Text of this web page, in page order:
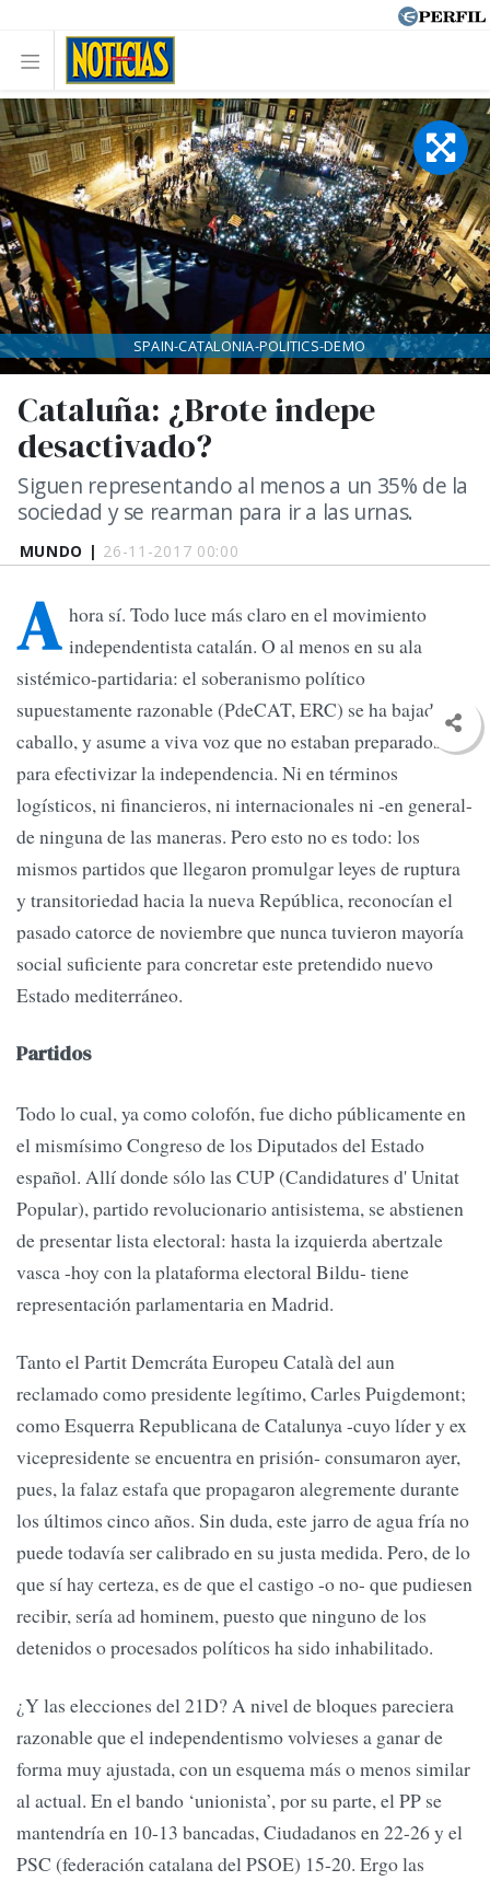
MUNDO | 26-11-2017 00:00
Cataluña: ¿Brote indepe
desactivado?
Siguen representando al menos a un 35% de la
sociedad y se rearman para ir a las urnas.
SPAIN-CATALONIA-POLITICS-DEMO
A hora sí. Todo luce más claro en el movimiento
independentista catalán. O al menos en su ala
sistémico-partidaria: el soberanismo político
supuestamente razonable (PdeCAT, ERC) se ha bajado del
caballo, y asume a viva voz que no estaban preparados
para efectivizar la independencia. Ni en términos
logísticos, ni financieros, ni internacionales ni -en general-
de ninguna de las maneras. Pero esto no es todo: los
mismos partidos que llegaron promulgar leyes de ruptura
y transitoriedad hacia la nueva República, reconocían el
pasado catorce de noviembre que nunca tuvieron mayoría
social suficiente para concretar este pretendido nuevo
Estado mediterráneo.
Partidos
Todo lo cual, ya como colofón, fue dicho públicamente en
el mismísimo Congreso de los Diputados del Estado
español. Allí donde sólo las CUP (Candidatures d' Unitat
Popular), partido revolucionario antisistema, se abstienen
de presentar lista electoral: hasta la izquierda abertzale
vasca -hoy con la plataforma electoral Bildu- tiene
representación parlamentaria en Madrid.
Tanto el Partit Demcráta Europeu Català del aun
reclamado como presidente legítimo, Carles Puigdemont;
como Esquerra Republicana de Catalunya -cuyo líder y ex
vicepresidente se encuentra en prisión- consumaron ayer,
pues, la falaz estafa que propagaron alegremente durante
los últimos cinco años. Sin duda, este jarro de agua fría no
puede todavía ser calibrado en su justa medida. Pero, de lo
que sí hay certeza, es de que el castigo -o no- que pudiesen
recibir, sería ad hominem, puesto que ninguno de los
detenidos o procesados políticos ha sido inhabilitado.
¿Y las elecciones del 21D? A nivel de bloques pareciera
razonable que el independentismo volvieses a ganar de
forma muy ajustada, con un esquema más o menos similar
al actual. En el bando ‘unionista’, por su parte, el PP se
mantendría en 10-13 bancadas, Ciudadanos en 22-26 y el
PSC (federación catalana del PSOE) 15-20. Ergo las